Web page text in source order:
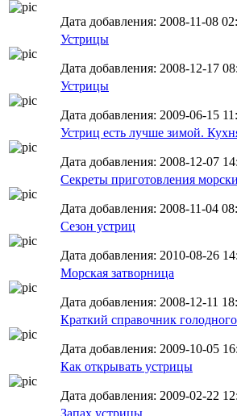
Дата добавления: 2008-11-08
Устрицы
Дата добавления: 2008-12-17
Устрицы
Дата добавления: 2009-06-15
Устриц есть лучше зимой.
Дата добавления: 2008-12-07
Секреты приготовления
Дата добавления: 2008-11-04
Сезон устриц
Дата добавления: 2010-08-26
Морская затворница
Дата добавления: 2008-12-11
Краткий справочник
Дата добавления: 2009-10-05
Как открывать устрицы
Дата добавления: 2009-02-22
Запах устрицы